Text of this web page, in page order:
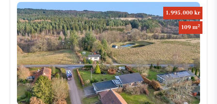
1.995.000 kr
109 m2